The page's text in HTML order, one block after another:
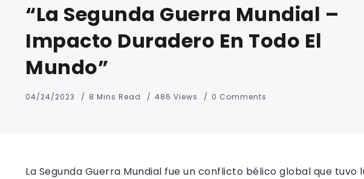
“La Segunda Guerra Mundial –
Impacto Duradero En Todo El
Mundo”
04/24/2023 8 Mins Read 486 Views 0 Comments
La Segunda Guerra Mundial fue un conflicto bélico global que tuvo